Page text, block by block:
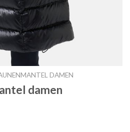
DAMEN
damen